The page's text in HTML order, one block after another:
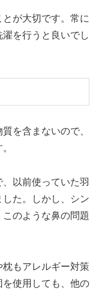
が大切です。常に
を行うと良いでし
を含まないので、
以前使っていた羽
た。しかし、シン
のような鼻の問題
もアレルギー対策
使用しても、他の